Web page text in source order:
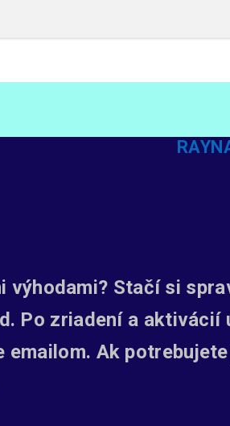
Stačí si
Po zriadení a aktivácií
emailom. Ak